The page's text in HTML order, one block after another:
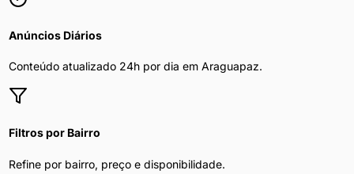
Anúncios Diários
Conteúdo atualizado 24h por dia em Araguapaz.
Filtros por Bairro
Refine por bairro, preço e disponibilidade.